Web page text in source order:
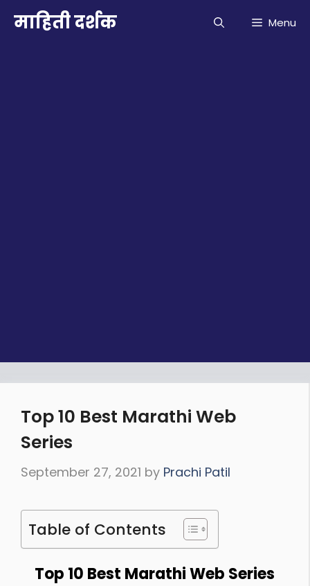
माहिती दर्शक Menu
Top 10 Best Marathi Web
Series
September 27, 2021 by Prachi Patil
Table of Contents
Top 10 Best Marathi Web Series